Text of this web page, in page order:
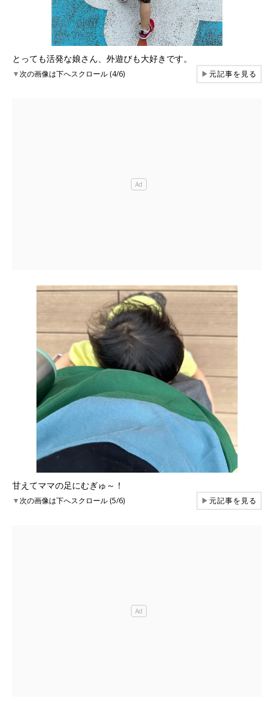
とっても活発な娘さん、外遊びも大好きです。
▼次の画像は下へスクロール (4/6) ▶元記事を見る
甘えてママの足にむぎゅ～！
▼次の画像は下へスクロール (5/6) ▶元記事を見る